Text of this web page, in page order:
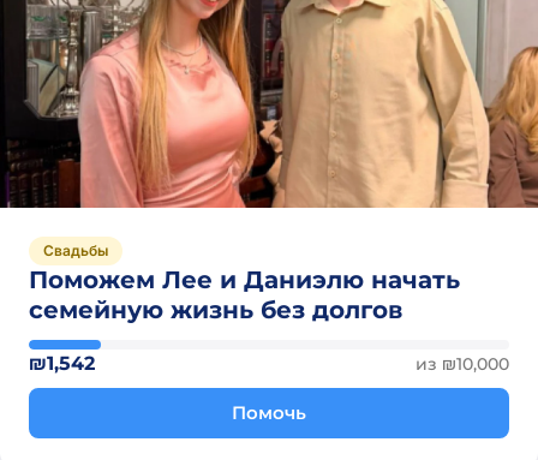
Свадьбы
Поможем Лее и Даниэлю начать
семейную жизнь без долгов
₪1,542 из ₪10,000
Помочь